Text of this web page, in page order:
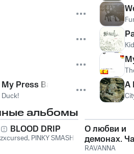
Press Badge A
альбомы
BLOOD DRIP
zxcursed, PINKY SMASH
О любви и
демонах.
RAVANNA